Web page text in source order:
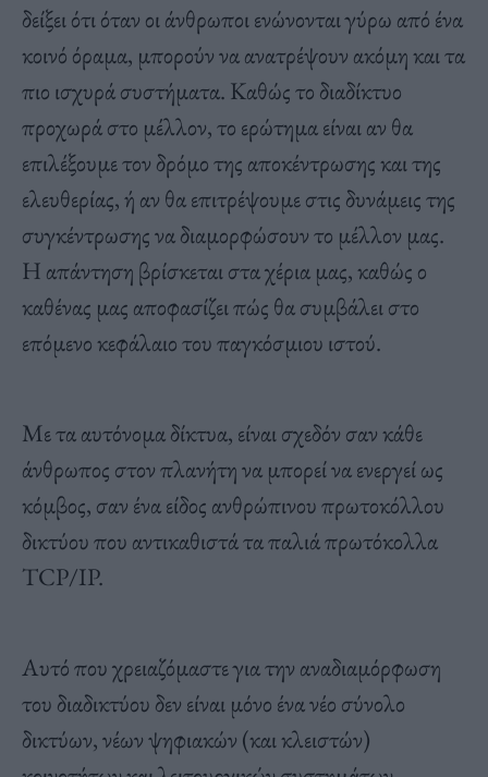
δείξει ότι όταν οι άνθρωποι ενώνονται γύρω από ένα
κοινό όραμα, μπορούν να ανατρέψουν ακόμη και τα
πιο ισχυρά συστήματα. Καθώς το διαδίκτυο
προχωρά στο μέλλον, το ερώτημα είναι αν θα
επιλέξουμε τον δρόμο της αποκέντρωσης και της
ελευθερίας, ή αν θα επιτρέψουμε στις δυνάμεις της
συγκέντρωσης να διαμορφώσουν το μέλλον μας.
Η απάντηση βρίσκεται στα χέρια μας, καθώς ο
καθένας μας αποφασίζει πώς θα συμβάλει στο
επόμενο κεφάλαιο του παγκόσμιου ιστού.
Με τα αυτόνομα δίκτυα, είναι σχεδόν σαν κάθε
άνθρωπος στον πλανήτη να μπορεί να ενεργεί ως
κόμβος, σαν ένα είδος ανθρώπινου πρωτοκόλλου
δικτύου που αντικαθιστά τα παλιά πρωτόκολλα
TCP/IP.
Αυτό που χρειαζόμαστε για την αναδιαμόρφωση
του διαδικτύου δεν είναι μόνο ένα νέο σύνολο
δικτύων, νέων ψηφιακών (και κλειστών)